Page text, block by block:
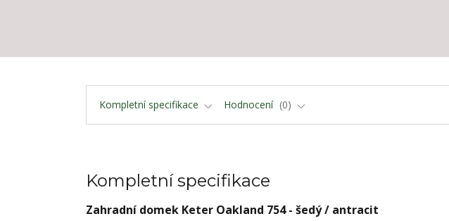
Kompletní specifikace Hodnocení 0
Kompletní specifikace
Zahradní domek Keter Oakland 754 - šedý / antracit